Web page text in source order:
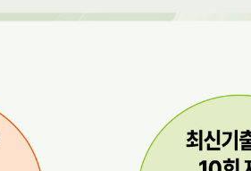
인증도서 2026 시나공 정보처리산업기
ISBN
문의도서 2026 시나공 정보처리산업기
내 서재